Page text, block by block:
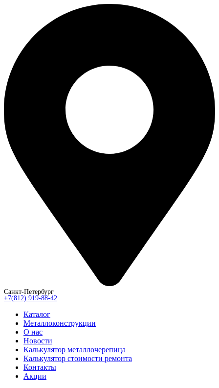
Санкт-Петербург
+7(812) 919-88-42
Каталог
Металлоконструкции
О нас
Новости
Калькулятор металлочерепица
Калькулятор стоимости ремонта
Контакты
Акции